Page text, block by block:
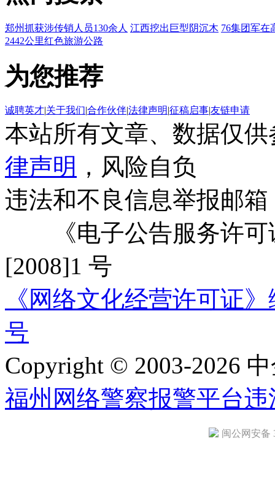
郑州抓获涉传销人员130余人 江西挖出巨型阴沉木 76集团军在
2442公里红色旅游公路
为您推荐
诚聘英才|关于我们|合作伙伴|法律声明|征稿启事|友链申请
本站所有文章、数据仅
律声明 ，风险自负
违法和不良信息举报邮箱
《电子公告服务许可
[2008]1 号
《网络文化经营许可证
号
Copyright © 2003-2026
福州网络警察报警平台违
闽公网安备